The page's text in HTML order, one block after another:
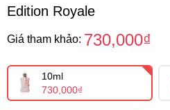
Edition Royale
Giá tham khảo: 730,000₫
10ml
730,000₫